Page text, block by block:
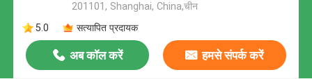
201101, Shanghai, China,चीन
5.0
सत्यापित प्रदायक
अब कॉल करें हमसे संपर्क करें